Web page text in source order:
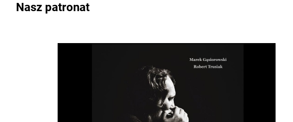
Nasz patronat